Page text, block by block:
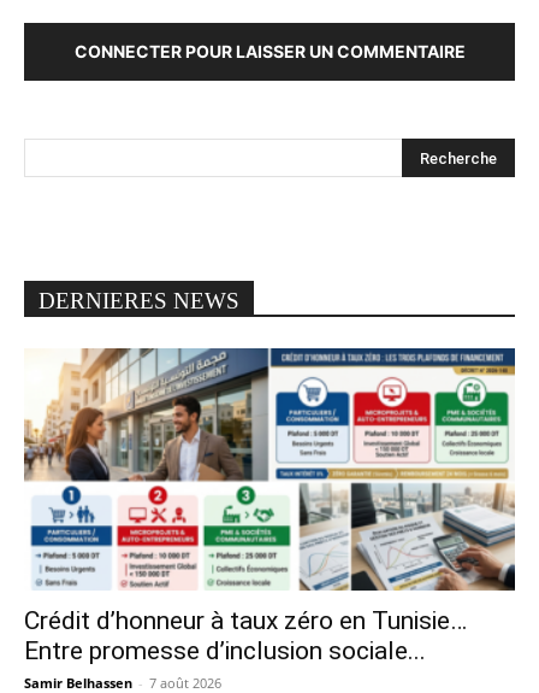
CONNECTER POUR LAISSER UN COMMENTAIRE
DERNIERES NEWS
Crédit d’honneur à taux zéro en Tunisie…
Entre promesse d’inclusion sociale...
Samir Belhassen - 7 août 2026